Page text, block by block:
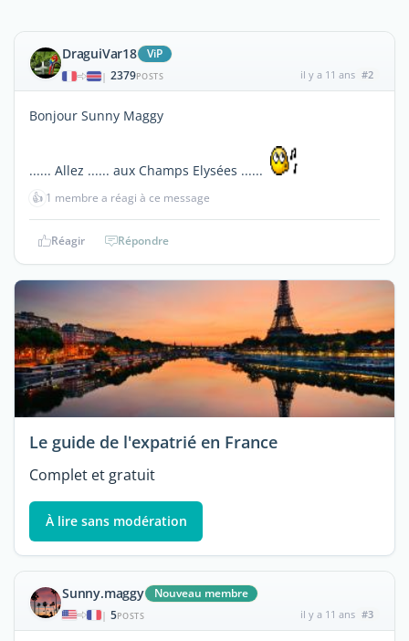
DraguiVar18 ViP
| 2379POSTS il y a 11 ans #2
Bonjour Sunny Maggy
...... Allez ...... aux Champs Elysées ......
👍 1 membre a réagi à ce message
Réagir Répondre
Le guide de l'expatrié en France
Complet et gratuit
À lire sans modération
Sunny.maggy Nouveau membre
| 5POSTS il y a 11 ans #3